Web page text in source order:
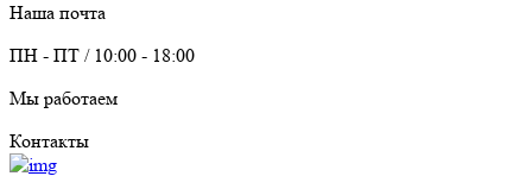
Наша почта
ПН - ПТ / 10:00 - 18:00
Мы работаем
Контакты